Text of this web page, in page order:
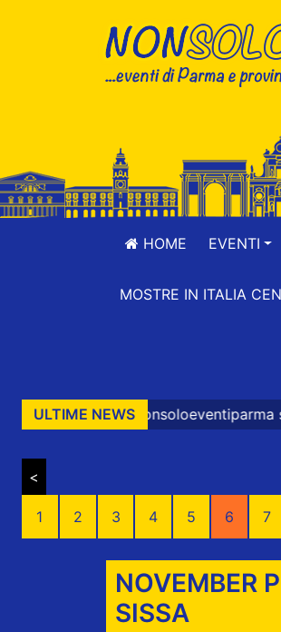
HOME EVENTI
MOSTRE IN ITALIA
ULTIME NEWSsono presenti
<
1 2 3 4 5 6 7
NOVEMBER
SISSA